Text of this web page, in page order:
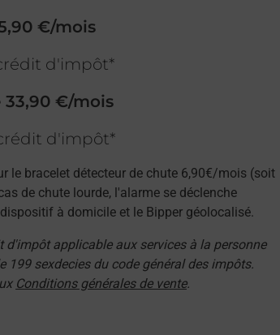
€/mois
d'impôt*
33,90 €/mois
d'impôt*
le bracelet détecteur de chute 6,90€/mois (soit
de chute lourde, l'alarme se déclenche
à domicile et le Bipper géolocalisé.
applicable aux services à la personne
sexdecies du code général des impôts.
Conditions générales de vente.